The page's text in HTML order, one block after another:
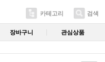
카테고리 검색
장바구니 관심상품